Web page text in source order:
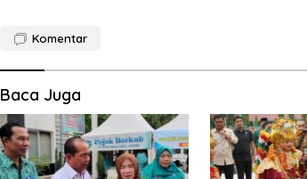
Komentar
Baca Juga